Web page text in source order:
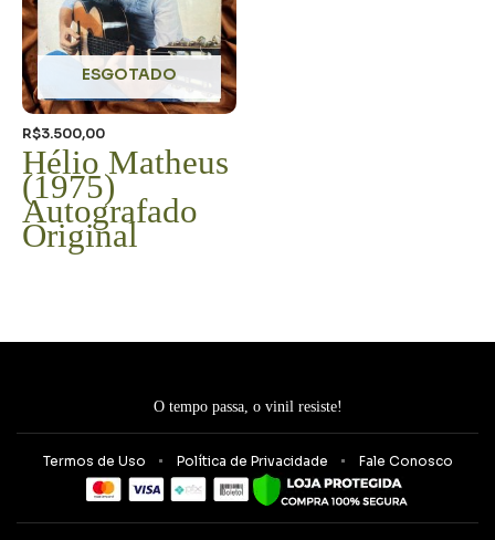
ESGOTADO
R$3.500,00
Hélio Matheus
(1975)
Autografado
Original
O tempo passa, o vinil resiste!
Termos de Uso Política de Privacidade Fale Conosco